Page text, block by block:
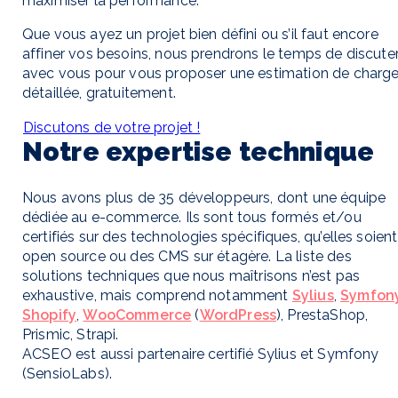
Que vous ayez un projet bien défini ou s’il faut encore
affiner vos besoins, nous prendrons le temps de
avec vous pour vous proposer une estimation de
détaillée, gratuitement.
Discutons de votre projet !
Notre expertise technique
Nous avons plus de 35 développeurs, dont une équipe
dédiée au e-commerce. Ils sont tous formés et/ou
certifiés sur des technologies spécifiques, qu’elles soient
open source ou des CMS sur étagère. La liste des
solutions techniques que nous maîtrisons n’est pas
exhaustive, mais comprend notamment Sylius,
Shopify ,WooCommerce (WordPress), PrestaShop,
Prismic, Strapi.
ACSEO est aussi partenaire certifié Sylius et Symfony
(SensioLabs).